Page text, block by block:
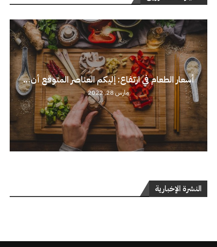
أسعار الطعام في ارتفاع: إليكم العناصر المتوقع أن...
مارس 28, 2022
النشرة الإخبارية